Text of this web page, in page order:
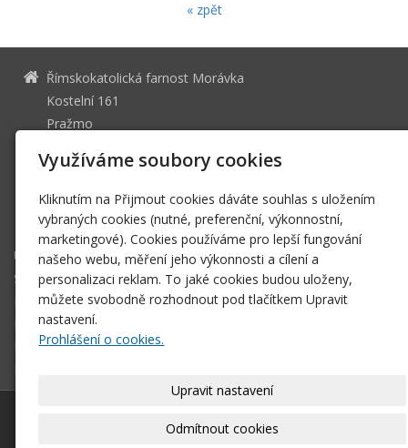
« zpět
Římskokatolická farnost Morávka
Kostelní 161
Pražmo
49591126
rkf.moravka(zavináč)doo.cz
+420 731 677 568 +420 731 625 681
Úvodní stránka
Svátosti
Historie
Farní zpravodaj
Dokumenty
Římskokatolická farnost Morávka
Využíváme soubory cookies
Kliknutím na Přijmout cookies dáváte souhlas s uložením
vybraných cookies (nutné, preferenční, výkonnostní,
marketingové). Cookies používáme pro lepší fungování
našeho webu, měření jeho výkonnosti a cílení a
personalizaci reklam. To jaké cookies budou uloženy,
můžete svobodně rozhodnout pod tlačítkem Upravit
nastavení.
Prohlášení o cookies.
Upravit nastavení
Odmítnout cookies